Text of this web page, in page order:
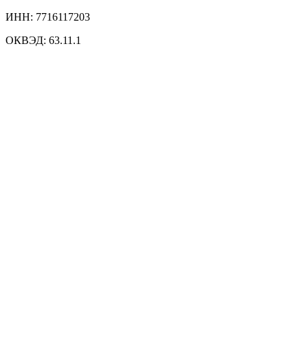
ИНН: 7716117203
ОКВЭД: 63.11.1